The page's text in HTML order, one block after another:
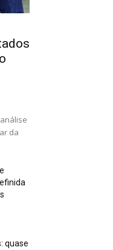
da
quase